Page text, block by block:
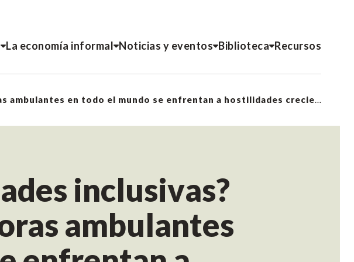
La economía informal Noticias y eventos Biblioteca Recursos
¿Dónde están las ciudades inclusivas? Vendedores y vendedoras ambulantes en todo el mundo se enfrentan a hostilidades crecientes
inclusivas?
ambulantes